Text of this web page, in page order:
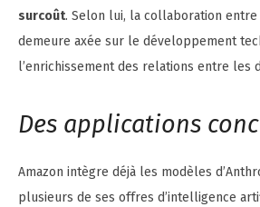
surcoût. Selon lui, la collaboration entre
demeure axée sur le développement
l’enrichissement des relations entre les
Des applications
Amazon intègre déjà les modèles
plusieurs de ses offres d’intelligence